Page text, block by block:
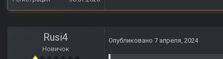
Rusi4
Новичок
Опубликовано 7 апреля, 2024